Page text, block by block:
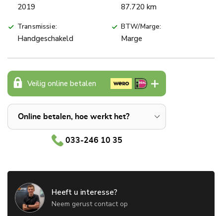
2019 87.720 km
Transmissie:
Handgeschakeld
BTW/Marge:
Marge
Veilig online betalen
Online betalen, hoe werkt het?
033-246 10 35
Heeft u interesse?
Neem gerust contact op